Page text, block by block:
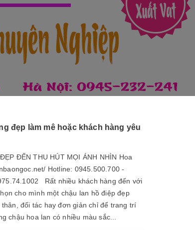
đẹp làm mê hoặc khách hàng yêu
ĐẾN THU HÚT MỌI ÁNH NHÌN Hoa
Hotline: 0945.500.700 -
Rất nhiều khách hàng đến với
cho mình một chậu lan hồ điệp đẹp
đối tác hay đơn giản chỉ để trang trí
chậu hoa lan có nhiều màu sắc...